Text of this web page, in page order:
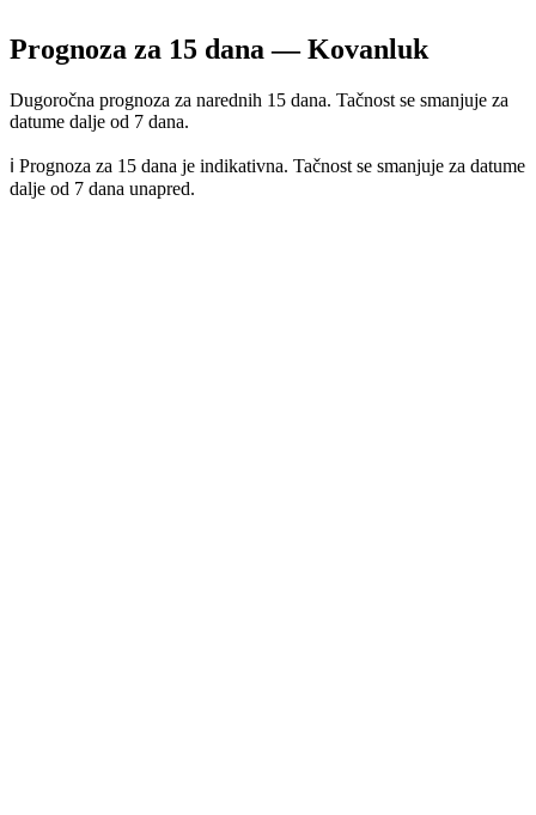
Prognoza za 15 dana —Kovanluk
Dugoročna prognoza za narednih 15 dana. Tačnost se smanjuje za
datume dalje od 7 dana.
ℹ️ Prognoza za 15 dana je indikativna. Tačnost se smanjuje za datume
dalje od 7 dana unapred.